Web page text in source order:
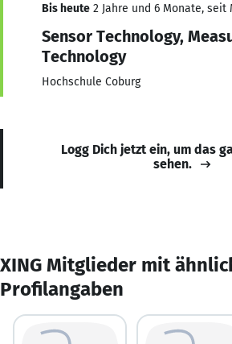
Bis heute 2 Jahre und 6 Monate, seit
Sensor Technology,
Technology
Hochschule Coburg
Logg Dich jetzt ein, um das
sehen.
XING Mitglieder mit
Profilangaben